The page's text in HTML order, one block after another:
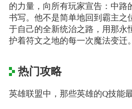
的力量，向所有玩家宣告：中路
书写。他不是简单地回到霸主之
于自己的全新统治之路，用那永
护着符文之地的每一次魔法变迁。
热门攻略